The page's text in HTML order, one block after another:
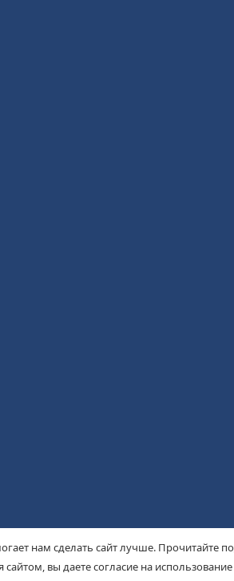
нам сделать сайт лучше.
вы даете согласие на